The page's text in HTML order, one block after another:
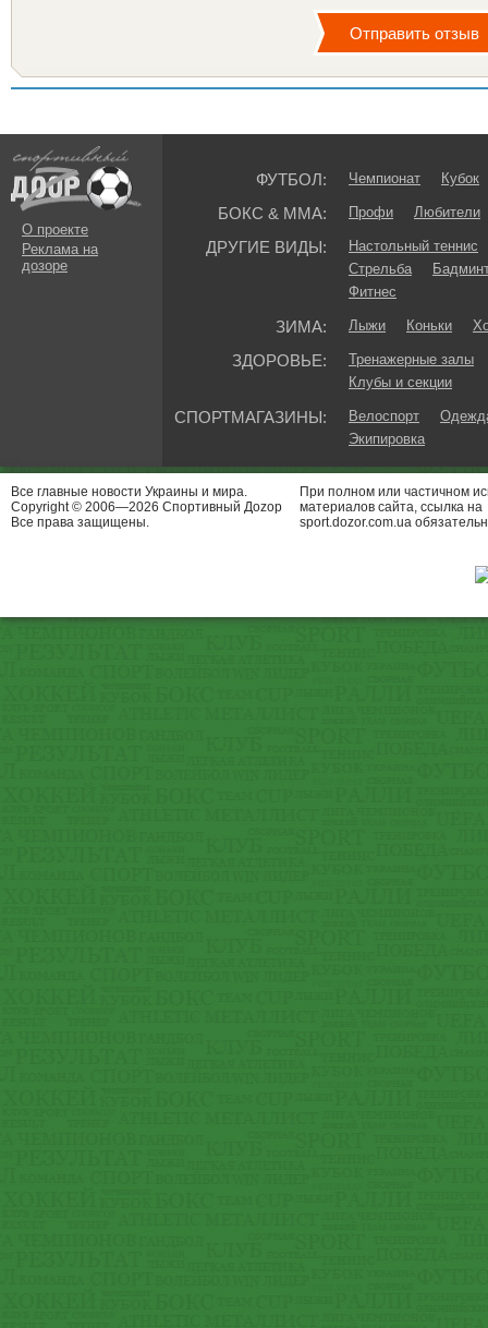
О проекте
Реклама на
дозоре
ФУТБОЛ: Чемпионат Кубок
БОКС & ММА: Профи Любители
ДРУГИЕ ВИДЫ:
Настольный теннис
Стрельба
Фитнес
ЗИМА: Лыжи Коньки
ЗДОРОВЬЕ:
Тренажерные залы
Клубы и секции
СПОРТМАГАЗИНЫ: Велоспорт
Экипировка
Все главные новости Украины и мира.
Copyright © 2006—2026 Спортивный Доzор
Все права защищены.
При полном или частичном
материалов сайта, ссылка на
sport.dozor.com.ua